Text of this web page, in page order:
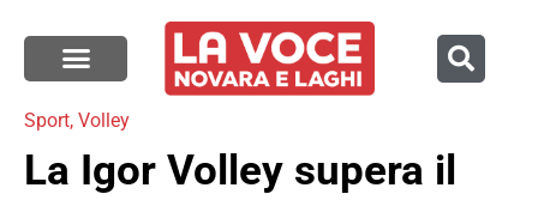
Sport, Volley
La Igor Volley supera il